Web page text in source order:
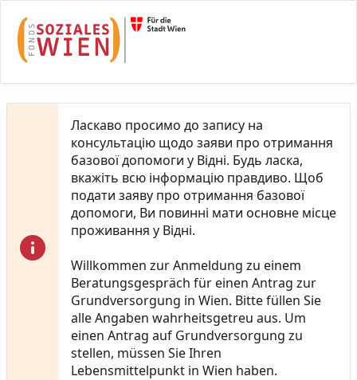
Ласкаво просимо до запису на
консультацію щодо заяви про отримання
базової допомоги у Відні. Будь ласка,
вкажіть всю інформацію правдиво. Щоб
подати заяву про отримання базової
допомоги, Ви повинні мати основне місце
проживання у Відні.
Willkommen zur Anmeldung zu einem
Beratungsgespräch für einen Antrag zur
Grundversorgung in Wien. Bitte füllen Sie
alle Angaben wahrheitsgetreu aus. Um
einen Antrag auf Grundversorgung zu
stellen, müssen Sie Ihren
Lebensmittelpunkt in Wien haben.